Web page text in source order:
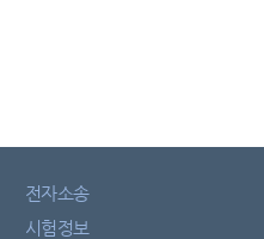
전자소송
시험정보